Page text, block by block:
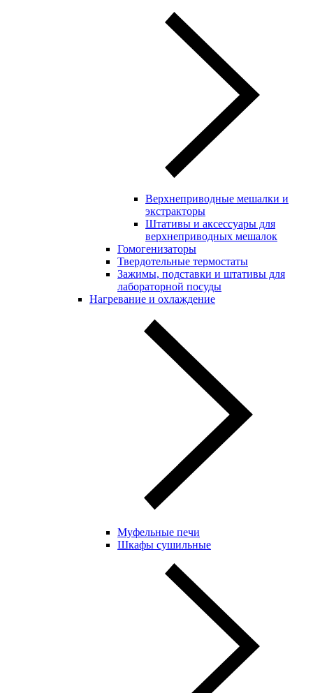
Верхнеприводные мешалки и
экстракторы
Штативы и аксессуары для
верхнеприводных мешалок
Гомогенизаторы
Твердотельные термостаты
Зажимы, подставки и штативы для
лабораторной посуды
Нагревание и охлаждение
Муфельные печи
Шкафы сушильные